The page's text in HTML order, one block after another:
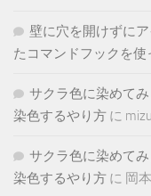
壁に穴を開けずに
たコマンドフックを使
サクラ色に染めて
染色するやり方 に
サクラ色に染めて
染色するやり方 に 岡